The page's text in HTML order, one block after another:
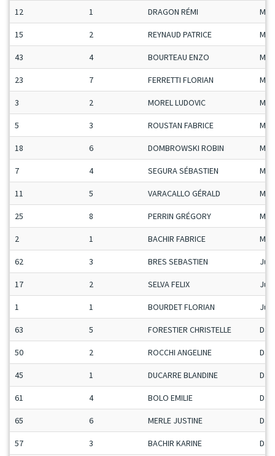
12 1 DRAGON RÉMI
15 2 REYNAUD PATRICE
43 4 BOURTEAU ENZO
23 7 FERRETTI FLORIAN
3 2 MOREL LUDOVIC
5 3 ROUSTAN FABRICE
18 6 DOMBROWSKI ROBIN
7 4 SEGURA SÉBASTIEN
11 5 VARACALLO GÉRALD
25 8 PERRIN GRÉGORY
2 1 BACHIR FABRICE
62 3 BRES SEBASTIEN Ju-
17 2 SELVA FELIX Ju-
1 1 BOURDET FLORIAN Ju-
63 5 FORESTIER CHRISTELLE
50 2 ROCCHI ANGELINE
45 1 DUCARRE BLANDINE
61 4 BOLO EMILIE
65 6 MERLE JUSTINE
57 3 BACHIR KARINE